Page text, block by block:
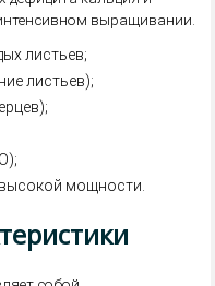
выращивании.
листьев;
листьев);
мощности.